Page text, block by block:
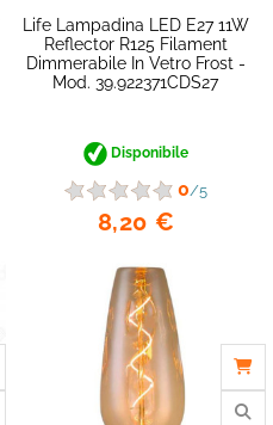
Life Lampadina LED E27 11W
Reflector R125 Filament
Dimmerabile In Vetro Frost -
Mod. 39.922371CDS27
Disponibile
0/5
8,20 €